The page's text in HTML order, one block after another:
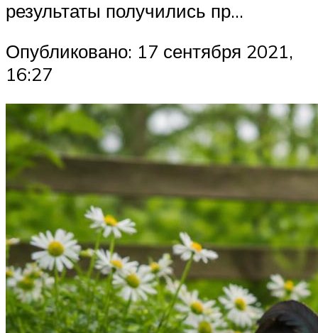
результаты получились пр…
Опубликовано: 17 сентября 2021,
16:27